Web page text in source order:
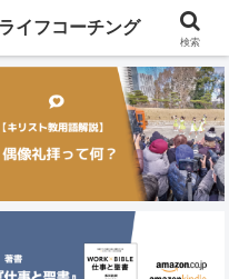
イフコーチング
検索